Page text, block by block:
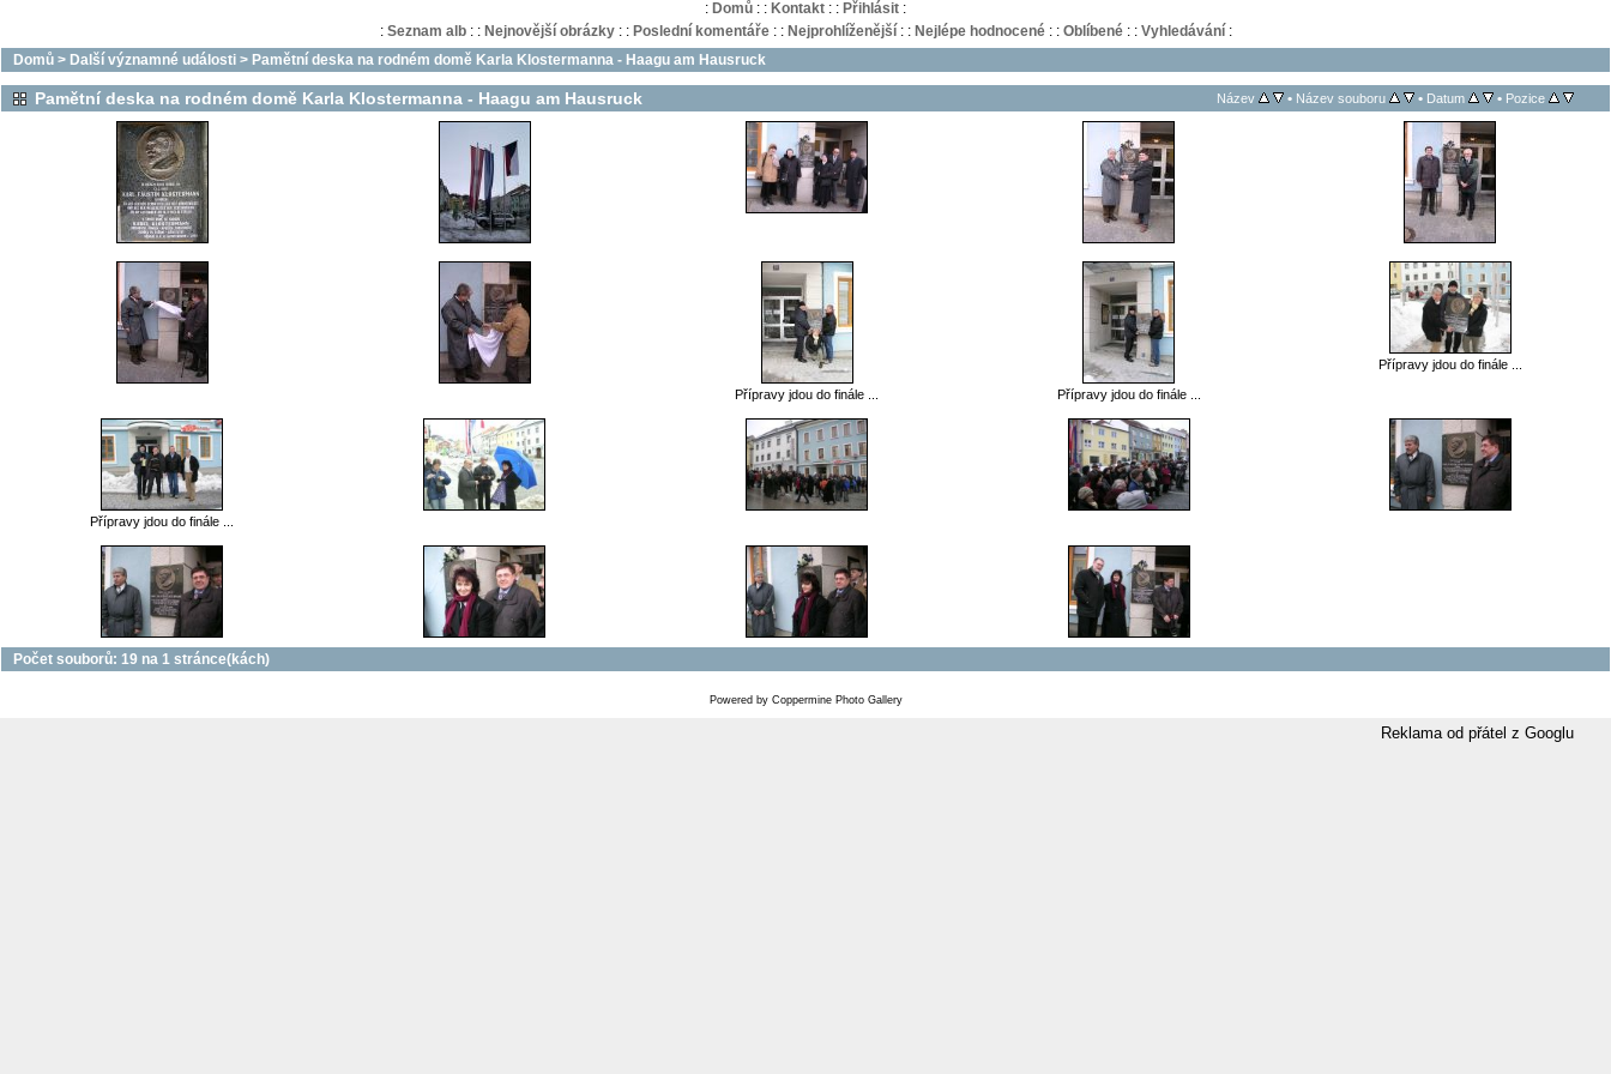
: Domů : : Kontakt : : Přihlásit :
: Seznam alb: : Nejnovější obrázky: : Poslední komentáře: : Nejprohlíženější: : Nejlépe hodnocené: : Oblíbené: : Vyhledávání:
Domů > Další významné události > Pamětní deska na rodném domě Karla Klostermanna - Haagu am Hausruck
Pamětní deska na rodném domě Karla Klostermanna - Haagu am Hausruck Název • Název souboru • Datum • Pozice
Přípravy jdou do finále ... Přípravy jdou do finále ...
Přípravy jdou do finále ...
Přípravy jdou do finále ...
Počet souborů: 19 na 1 stránce(kách)
Powered by Coppermine Photo Gallery
Reklama od přátel z Googlu